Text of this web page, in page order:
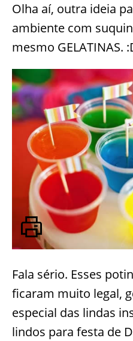
Olha aí, outra ideia
ambiente com
mesmo GELATINAS.
Fala sério. Esses
ficaram muito legal,
especial das lindas
lindos para festa de